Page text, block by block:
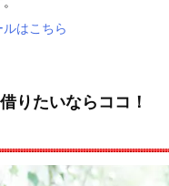
はこちら
りたいならココ！